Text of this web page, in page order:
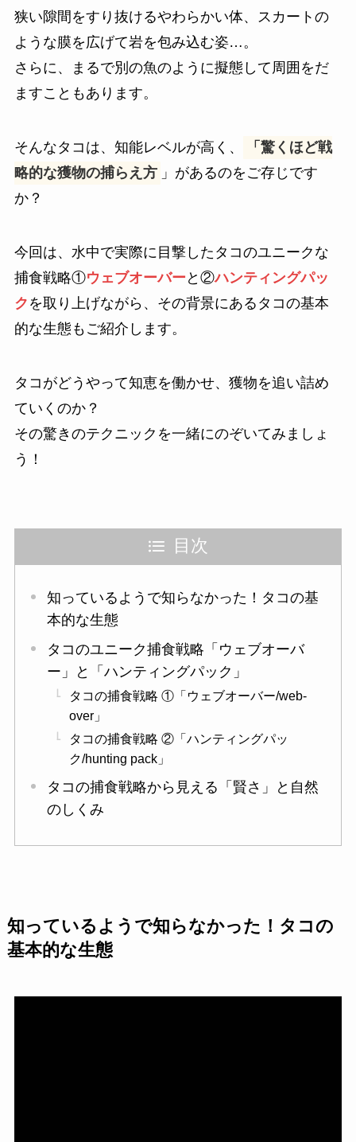
狭い隙間をすり抜けるやわらかい体、スカートの
ような膜を広げて岩を包み込む姿…。
さらに、まるで別の魚のように擬態して周囲をだ
ますこともあります。
そんなタコは、知能レベルが高く、
「驚くほど戦
略的な獲物の捕らえ方 」があるのをご存じです
か？
今回は、水中で実際に目撃したタコのユニークな
捕食戦略①ウェブオーバー と②ハンティングパッ
ク を取り上げながら、その背景にあるタコの基本
的な生態もご紹介します。
タコがどうやって知恵を働かせ、獲物を追い詰め
ていくのか？
その驚きのテクニックを一緒にのぞいてみましょ
う！
目次
知っているようで知らなかった！タコの基
本的な生態
タコのユニーク捕食戦略「ウェブオーバ
ー」と「ハンティングパック」
タコの捕食戦略 ①「ウェブオーバー/web-
over」
タコの捕食戦略 ②「ハンティングパッ
ク/hunting pack」
タコの捕食戦略から見える「賢さ」と自然
のしくみ
知っているようで知らなかった！タコの
基本的な生態